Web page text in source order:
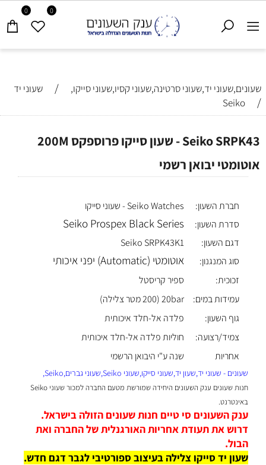
0 0
שעונים,שעוני יד,שעוני סרטינה,שעוני קסיו,שעוני סייקו, / שעוני יד
/
Seiko
Seiko SRPK43 - שעון סייקו פרוספקס 200M
אוטומטי יבואן רשמי
חברת השעון:
Seiko Watches - שעוני סייקו
סדרת השעון:
Seiko Prospex Black Series
דגם השעון:
Seiko SRPK43K1
סוג המנגנון:
אוטומטי (Automatic) יפני איכותי
זכוכית:
ספיר קריסטל
עמידות במים:
20bar (200 מטר צלילה)
גוף השעון:
פלדה אל-חלד איכותית
צמיד/רצועה:
חוליות פלדה אל-חלד איכותית
אחריות
שנה ע"י היבואן הרשמי
שעונים - שעוני יד,שעון יד,שעוני סייקו,שעוני Seiko,שעוני גברים,Seiko,
ח
נות שעונים ענק השעונים היחידה שמורשת מטעם החברה למכור שעוני Seiko
באינטרנט.
ענק השעונים סי טיים חנות שעונים הזולה בישראל.
דרוש את תעודת אחריות האורגנלית של החברה ואת
הבול.
שעון יד סייקו צלילה בעיצוב ספורטיבי לגבר דגם חדש.